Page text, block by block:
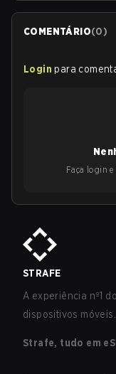
COMENTÁRIO(0)
Login para
Faça login
STRAFE
A experiência nº1
dispositivos móveis.
Strafe, tudo em